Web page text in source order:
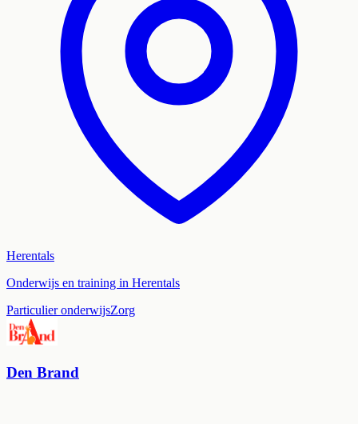
Herentals
Onderwijs en training in Herentals
Particulier onderwijsZorg
Den Brand